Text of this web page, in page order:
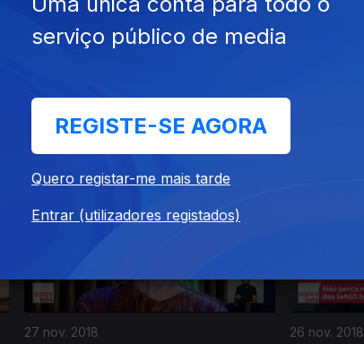
03 dez. 2018
27 nov. 2018 26 nov. 2018
serviço público de media
REGISTE-SE AGORA
Quero registar-me mais tarde
Entrar (utilizadores registados)